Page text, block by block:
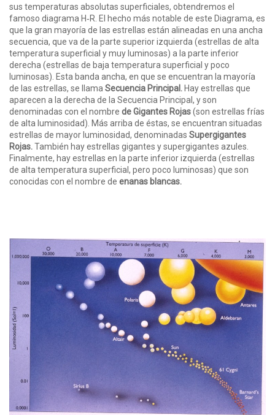
sus temperaturas absolutas superficiales, obtendremos el
famoso diagrama H‑R. El hecho más notable de este Diagrama, es
que la gran mayoría de las estrellas están alineadas en una ancha
secuencia, que va de la parte superior izquierda (estrellas de alta
temperatura superficial y muy luminosas) a la parte inferior
derecha (estrellas de baja temperatura superficial y poco
luminosas). Esta banda ancha, en que se encuentran la mayoría
de las estrellas, se llamaSecuencia Principal. Hay estrellas que
aparecen a la derecha de la Secuencia Principal, y son
denominadas con el nombre de Gigantes Rojas(son estrellas frías
de alta luminosidad). Más arriba de éstas, se encuentran situadas
estrellas de mayor luminosidad, denominadas Supergigantes
Rojas.También hay estrellas gigantes y supergigantes azules.
Finalmente, hay estrellas en la parte inferior izquierda (estrellas
de alta temperatura superficial, pero poco luminosas) que son
conocidas con el nombre de enanas blancas.